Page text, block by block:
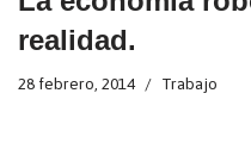
realidad.
28 febrero, 2014 Trabajo